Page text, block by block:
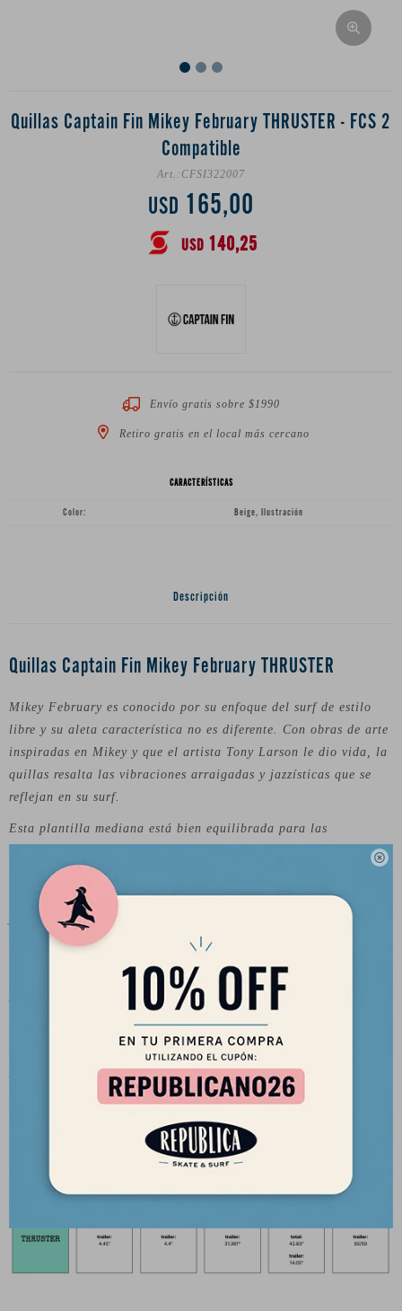

Quillas Captain Fin Mikey February THRUSTER - FCS 2
Compatible
CFSI322007
USD 165,00
USD 140,25
Envío gratis sobre $1990
Retiro gratis en el local más cercano
CARACTERÍSTICAS
Color Beige, Ilustración
Descripción
Quillas Captain Fin Mikey February THRUSTER
Mikey February es conocido por su enfoque del surf de estilo
libre y su aleta característica no es diferente. Con obras de arte
inspiradas en Mikey y que el artista Tony Larson le dio vida, la
quillas resalta las vibraciones arraigadas y jazzísticas que se
reflejan en su surf.
Esta plantilla mediana está bien equilibrada para las
condiciones de surf cotidianas: las quillas laterales más grandes
generarán mucha velocidad, mientras que la quilla remolque
más pequeña te dará liberación cuando la necesites. Coloca este
juego de propulsores en tu shortboard favorito y comienza a
realizar esos giros suaves.
- Quilla equilibrada buena para las condiciones de surf diarias
para surfistas de peso medio.
- Compatibilidad: Compatible con el sistema de quillas Captain
Fin Snap-In sin tornillos y FCS II usando los tornillos
proporcionados.
- Construcción: Panel - Honeycomb